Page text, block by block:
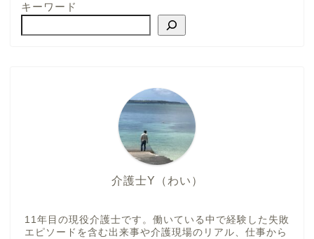
キーワード
介護士Y（わい）
11年目の現役介護士です。働いている中で経験した失敗
エピソードを含む出来事や介護現場のリアル、仕事から